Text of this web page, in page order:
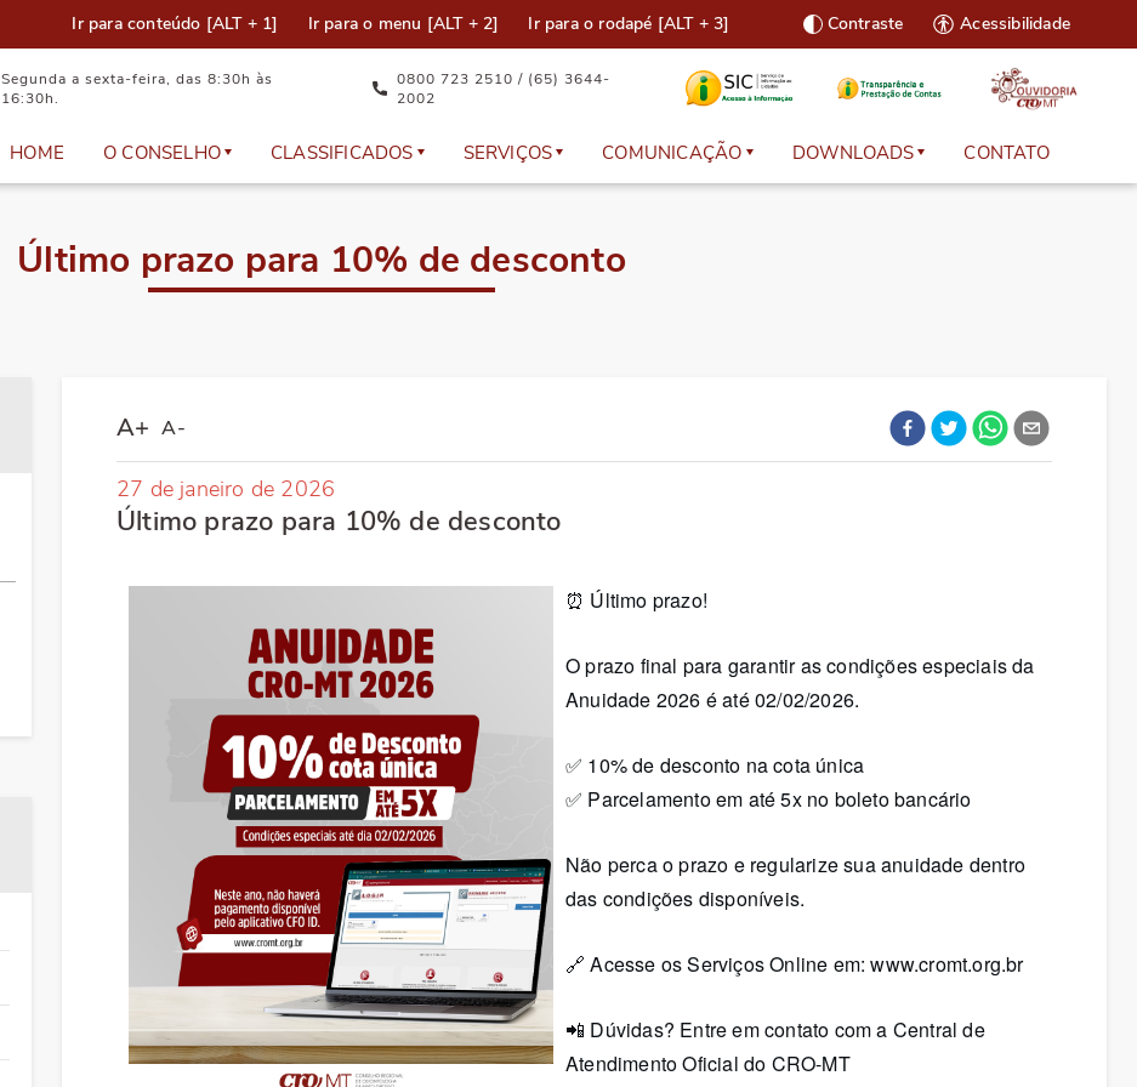
Ir para conteúdo [ALT + 1] Ir para o menu [ALT + 2] Ir para o rodapé [ALT + 3] Contraste Acessibilidade
Segunda a sexta-feira, das 8:30h às
16:30h.
0800 723 2510 / (65) 3644-
2002
HOME O CONSELHO
Plenário
Comissões e Câmaras Técnicas
Política da Qualidade do CRO-MT
Delegacias Regionais
Palavra do Presidente
Missão, Visão, Valores
Galeria de Presidentes
CLASSIFICADOS
Cadastre seu anúncio
SERVIÇOS
Atualização Cadastral
Serviços on-line
Certidão de Regularidade
Consulta de Inscritos
Dados Estatísticos
Agendamentos on-line
COMUNICAÇÃO DOWNLOADS
Fiscalização
CONTATO
Último prazo para 10% de desconto
A+ A-
27 de janeiro de 2026
Último prazo para 10% de desconto
⏰ Último prazo!
O prazo final para garantir as condições especiais da
Anuidade 2026 é até 02/02/2026.
✅ 10% de desconto na cota única
✅ Parcelamento em até 5x no boleto bancário
Não perca o prazo e regularize sua anuidade dentro
das condições disponíveis.
🔗 Acesse os Serviços Online em: www.cromt.org.br
📲 Dúvidas? Entre em contato com a Central de
Atendimento Oficial do CRO-MT